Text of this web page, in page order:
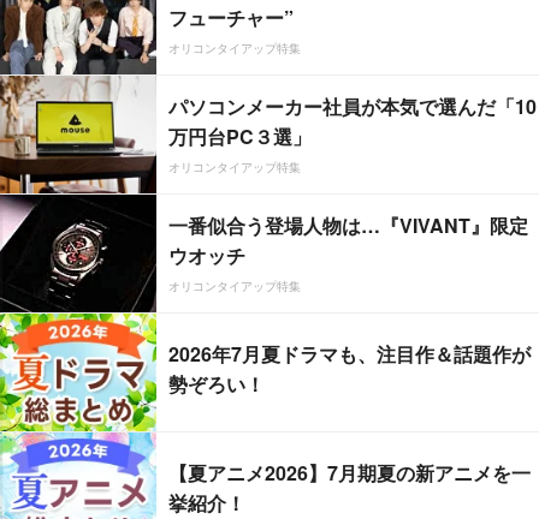
フューチャー”
オリコンタイアップ特集
パソコンメーカー社員が本気で選んだ「10
万円台PC３選」
オリコンタイアップ特集
一番似合う登場人物は…『VIVANT』限定
ウオッチ
オリコンタイアップ特集
2026年7月夏ドラマも、注目作＆話題作が
勢ぞろい！
【夏アニメ2026】7月期夏の新アニメを一
挙紹介！